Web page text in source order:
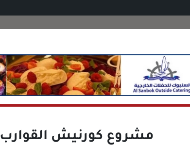
مشروع كورنيش القوارب